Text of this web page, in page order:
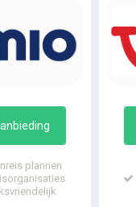
plannen